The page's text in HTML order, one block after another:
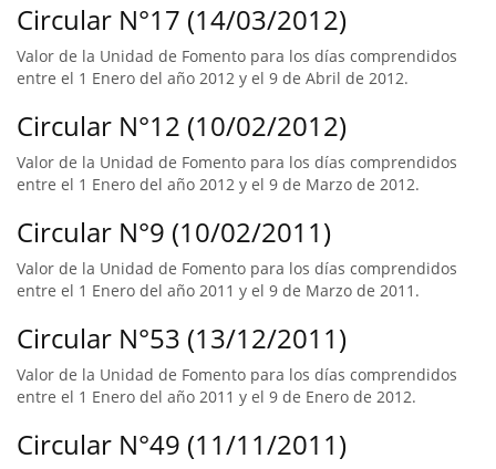
Circular N°17 (14/03/2012)
Valor de la Unidad de Fomento para los días comprendidos
entre el 1 Enero del año 2012 y el 9 de Abril de 2012.
Circular N°12 (10/02/2012)
Valor de la Unidad de Fomento para los días comprendidos
entre el 1 Enero del año 2012 y el 9 de Marzo de 2012.
Circular N°9 (10/02/2011)
Valor de la Unidad de Fomento para los días comprendidos
entre el 1 Enero del año 2011 y el 9 de Marzo de 2011.
Circular N°53 (13/12/2011)
Valor de la Unidad de Fomento para los días comprendidos
entre el 1 Enero del año 2011 y el 9 de Enero de 2012.
Circular N°49 (11/11/2011)